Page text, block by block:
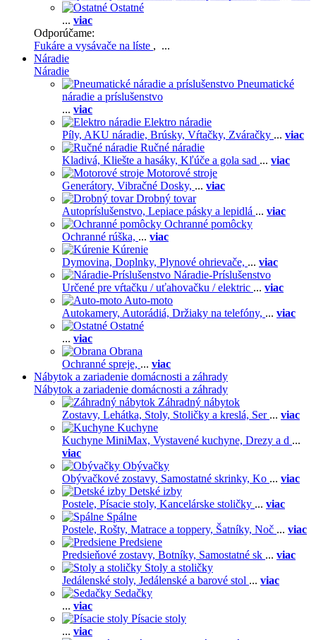
Ostatné
... viac
Odporúčame:
Fukáre a vysávače na líste , ...
Náradie
Náradie
Pneumatické
náradie a príslušenstvo
... viac
Elektro náradie
Píly, AKU náradie, Brúsky, Vŕtačky, Zváračky ... viac
Ručné náradie
Kladivá, Kliešte a hasáky, Kľúče a gola sad ... viac
Motorové stroje
Generátory, Vibračné Dosky, ... viac
Drobný tovar
Autopríslušenstvo, Lepiace pásky a lepidlá ... viac
Ochranné pomôcky
Ochranné rúška, ... viac
Kúrenie
Dymovina, Doplnky, Plynové ohrievače, ... viac
Náradie-Príslušenstvo
Určené pre vŕtačku / uťahovačku / elektric ... viac
Auto-moto
Autokamery, Autorádiá, Držiaky na telefóny, ... viac
Ostatné
... viac
Obrana
Ochranné spreje, ... viac
Nábytok a zariadenie domácnosti a záhrady
Nábytok a zariadenie domácnosti a záhrady
Záhradný nábytok
Zostavy, Lehátka, Stoly, Stoličky a kreslá, Ser ... viac
Kuchyne
Kuchyne MiniMax, Vystavené kuchyne, Drezy a d ...
viac
Obývačky
Obývačkové zostavy, Samostatné skrinky, Ko ... viac
Detské izby
Postele, Písacie stoly, Kancelárske stoličky ... viac
Spálne
Postele, Rošty, Matrace a toppery, Šatníky, Noč ... viac
Predsiene
Predsieňové zostavy, Botníky, Samostatné sk ... viac
Stoly a stoličky
Jedálenské stoly, Jedálenské a barové stol ... viac
Sedačky
... viac
Písacie stoly
... viac